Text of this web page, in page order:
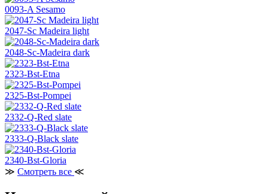
0093-A Sesamo
2047-Sc Madeira light
2048-Sc-Madeira dark
2323-Bst-Etna
2325-Bst-Pompei
2332-Q-Red slate
2333-Q-Black slate
2340-Bst-Gloria
≫ Смотреть все ≪